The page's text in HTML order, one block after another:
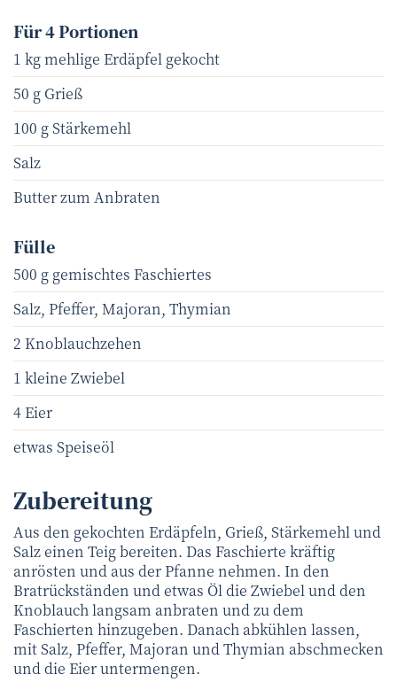
Für 4 Portionen
1 kg mehlige Erdäpfel gekocht
50 g Grieß
100 g Stärkemehl
Salz
Butter zum Anbraten
Fülle
500 g gemischtes Faschiertes
Salz, Pfeffer, Majoran, Thymian
2 Knoblauchzehen
1 kleine Zwiebel
4 Eier
etwas Speiseöl
Zubereitung
Aus den gekochten Erdäpfeln, Grieß, Stärkemehl und
Salz einen Teig bereiten. Das Faschierte kräftig
anrösten und aus der Pfanne nehmen. In den
Bratrückständen und etwas Öl die Zwiebel und den
Knoblauch langsam anbraten und zu dem
Faschierten hinzugeben. Danach abkühlen lassen,
mit Salz, Pfeffer, Majoran und Thymian abschmecken
und die Eier untermengen.